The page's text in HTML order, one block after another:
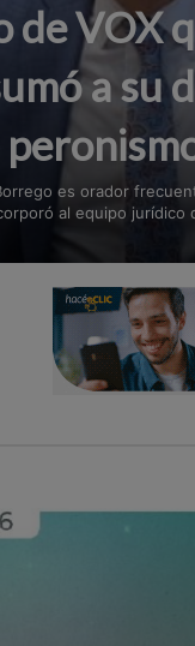
de VOX
a su
es orador
al equipo